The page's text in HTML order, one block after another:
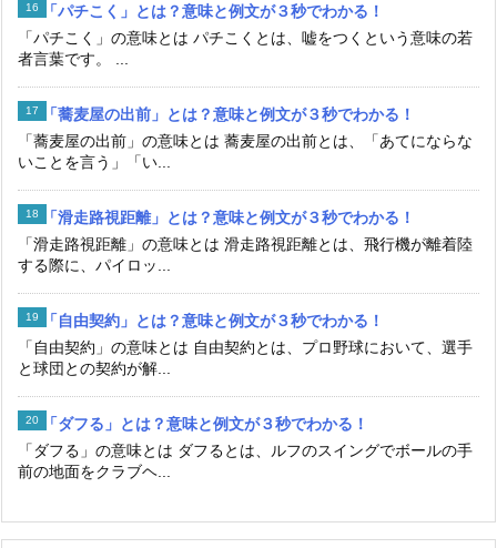
「パチこく」とは？意味と例文が３秒でわかる！
「パチこく」の意味とは パチこくとは、嘘をつくという意味の若
者言葉です。 ...
「蕎麦屋の出前」とは？意味と例文が３秒でわかる！
「蕎麦屋の出前」の意味とは 蕎麦屋の出前とは、「あてにならな
いことを言う」「い...
「滑走路視距離」とは？意味と例文が３秒でわかる！
「滑走路視距離」の意味とは 滑走路視距離とは、飛行機が離着陸
する際に、パイロッ...
「自由契約」とは？意味と例文が３秒でわかる！
「自由契約」の意味とは 自由契約とは、プロ野球において、選手
と球団との契約が解...
「ダフる」とは？意味と例文が３秒でわかる！
「ダフる」の意味とは ダフるとは、ルフのスイングでボールの手
前の地面をクラブヘ...